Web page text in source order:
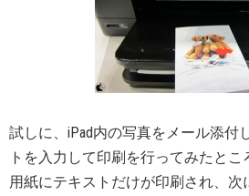
試しに、iPad内の写真をメール添付
トを入力して印刷を行ってみたと
用紙にテキストだけが印刷され、次